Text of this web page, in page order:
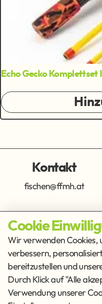
Echo Gecko Komplettset
Kontakt
fischen@ffmh.at
Info
Impressum
Datenschutz
AGB
Cookie
Wir verwenden Cookies,
verbessern,
bereitzustellen und
Durch Klick auf "Alle
Verwendung unserer